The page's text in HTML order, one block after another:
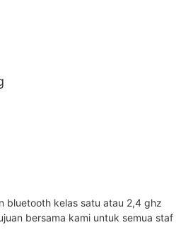
bluetooth kelas satu atau 2,4 ghz
bersama kami untuk semua staf